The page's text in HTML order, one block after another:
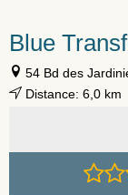
Blue
54 Bd des
Distance: 6,0 km